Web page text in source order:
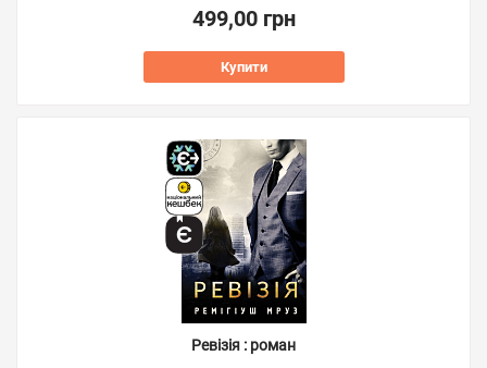
499,00 грн
Купити
Ревізія : роман